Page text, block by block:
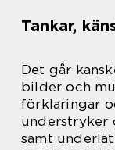
Tankar,
Det går
bilder och
förklaringar
understryker
samt